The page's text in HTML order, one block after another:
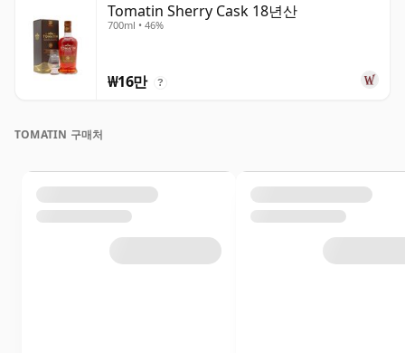
Tomatin Sherry Cask 18년산
700ml • 46%
₩16만 ?
TOMATIN 구매처